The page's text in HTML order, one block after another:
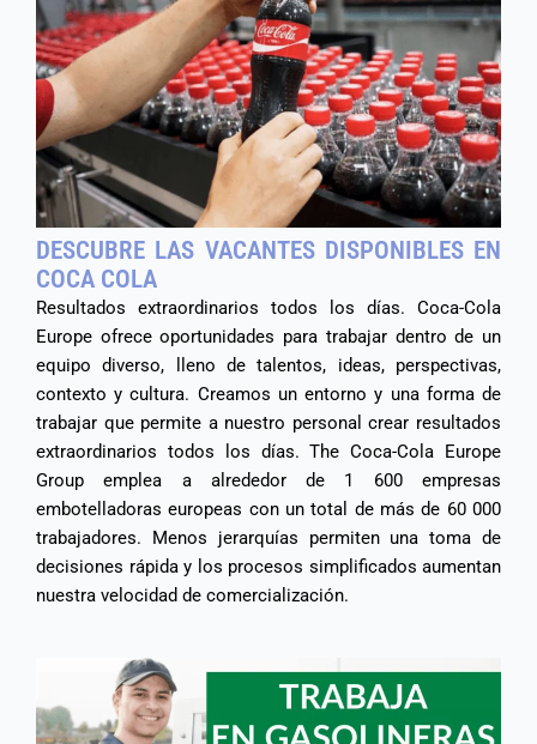
DESCUBRE LAS VACANTES DISPONIBLES EN
COCA COLA
Resultados extraordinarios todos los días. Coca-Cola
Europe ofrece oportunidades para trabajar dentro de un
equipo diverso, lleno de talentos, ideas, perspectivas,
contexto y cultura. Creamos un entorno y una forma de
trabajar que permite a nuestro personal crear resultados
extraordinarios todos los días. The Coca-Cola Europe
Group emplea a alrededor de 1 600 empresas
embotelladoras europeas con un total de más de 60 000
trabajadores. Menos jerarquías permiten una toma de
decisiones rápida y los procesos simplificados aumentan
nuestra velocidad de comercialización.